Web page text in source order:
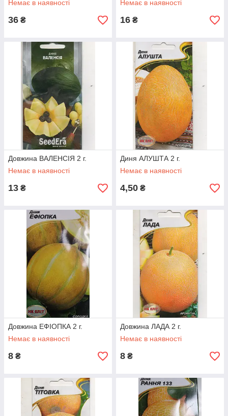
Немає в наявності
36 ₴
Немає в наявності
16 ₴
Довжина ВАЛЕНСІЯ 2 г.
Немає в наявності
13 ₴
Диня АЛУШТА 2 г.
Немає в наявності
4,50 ₴
Довжина ЕФІОПКА 2 г.
Немає в наявності
8 ₴
Довжина ЛАДА 2 г.
Немає в наявності
8 ₴